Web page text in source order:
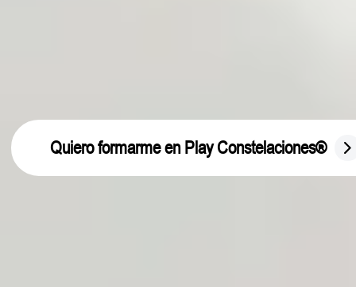
Quieroformarmeen Play Constelaciones®